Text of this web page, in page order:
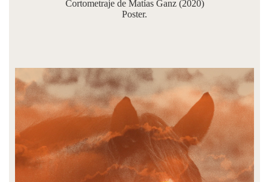
Cortometraje de Matías Ganz (2020)
Poster.